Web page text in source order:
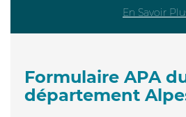
En Savoir
Formulaire APA
département